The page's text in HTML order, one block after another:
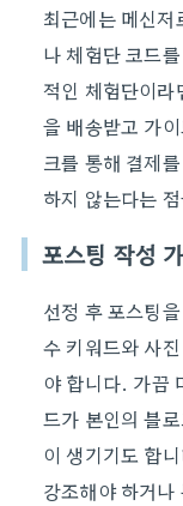
최근에는 메신
나 체험단 코드
적인 체험단이
을 배송받고 가
크를 통해 결제
하지 않는다는
포스팅 작성
선정 후 포스팅
수 키워드와 사
야 합니다. 가끔
드가 본인의 블
이 생기기도 합
강조해야 하거